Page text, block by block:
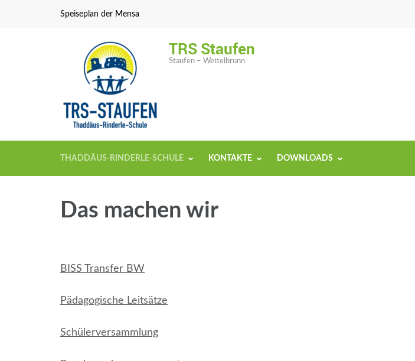
Speiseplan der Mensa
TRS Staufen
Staufen – Wettelbrunn
THADDÄUS-RINDERLE-SCHULE KONTAKTE DOWNLOADS
Das machen wir
BISS Transfer BW
Pädagogische Leitsätze
Schülerversammlung